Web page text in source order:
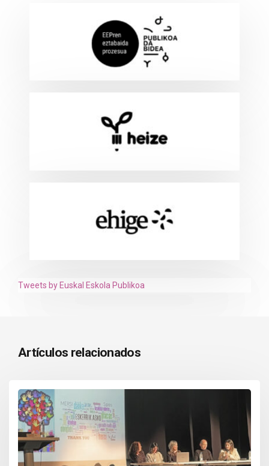
Tweets by Euskal Eskola Publikoa
Artículos relacionados